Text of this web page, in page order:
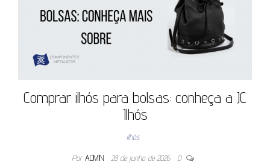
Comprar ilhós para bolsas: conheça a JC
Ilhós
ilhós
Por ADMIN 28 de junho de 2026 0